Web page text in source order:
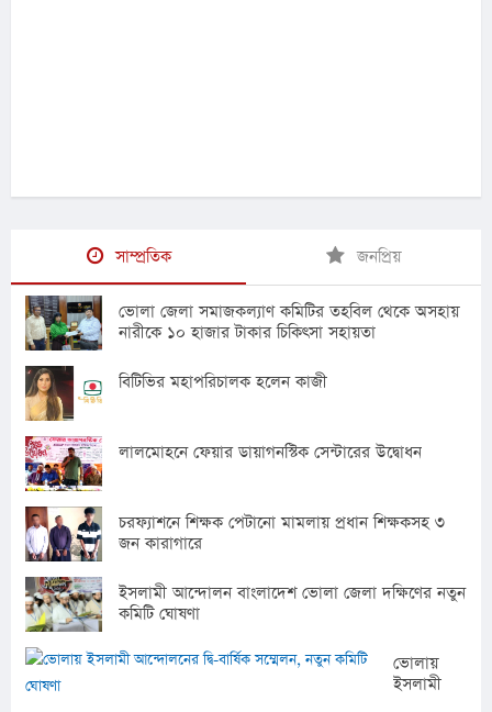
সাম্প্রতিক জনপ্রিয়
ভোলা জেলা সমাজকল্যাণ কমিটির তহবিল থেকে অসহায়
নারীকে ১০ হাজার টাকার চিকিৎসা সহায়তা
বিটিভির মহাপরিচালক হলেন কাজী
লালমোহনে ফেয়ার ডায়াগনস্টিক সেন্টারের উদ্বোধন
চরফ্যাশনে শিক্ষক পেটানো মামলায় প্রধান শিক্ষকসহ ৩
জন কারাগারে
ইসলামী আন্দোলন বাংলাদেশ ভোলা জেলা দক্ষিণের নতুন
কমিটি ঘোষণা
ভোলায়
ইসলামী